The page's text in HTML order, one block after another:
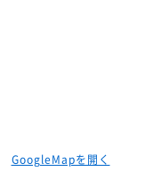
GoogleMapを開く